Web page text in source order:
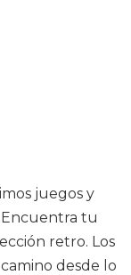
juegos y
Encuentra tu
retro. Los
desde lo